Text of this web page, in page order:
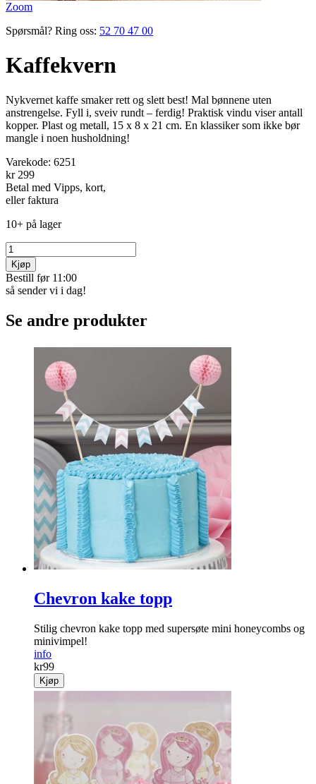
Zoom
Spørsmål? Ring oss: 52 70 47 00
Kaffekvern
Nykvernet kaffe smaker rett og slett best! Mal bønnene uten
anstrengelse. Fyll i, sveiv rundt – ferdig! Praktisk vindu viser antall
kopper. Plast og metall, 15 x 8 x 21 cm. En klassiker som ikke bør
mangle i noen husholdning!
Varekode: 6251
kr 299
Betal med Vipps, kort,
eller faktura
10+ på lager
Kjøp
Bestill før 11:00
så sender vi i dag!
Se andre produkter
Chevron kake topp
Stilig chevron kake topp med supersøte mini honeycombs og
minivimpel!
info
kr99
Kjøp